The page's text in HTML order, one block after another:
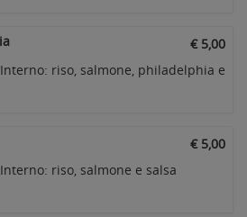
€ 5,00
riso, salmone, philadelphia e
€ 5,00
riso, salmone e salsa